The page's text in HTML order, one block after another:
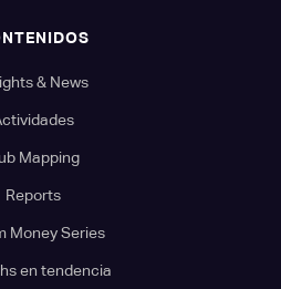
& News
Mapping
Reports
Money Series
en tendencia